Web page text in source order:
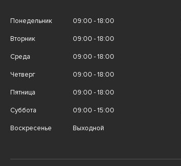
Понедельник 09:00 - 18:00
Вторник 09:00 - 18:00
Среда 09:00 - 18:00
Четверг 09:00 - 18:00
Пятница 09:00 - 18:00
Суббота 09:00 - 15:00
Воскресенье Выходной